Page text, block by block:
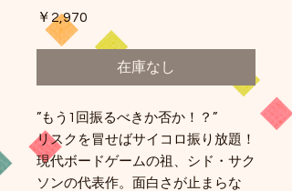
￥2,970
在庫なし
”もう1回振るべきか否か！？”
リスクを冒せばサイコロ振り放題！
現代ボードゲームの祖、シド・サク
ソンの代表作。面白さが止まらな